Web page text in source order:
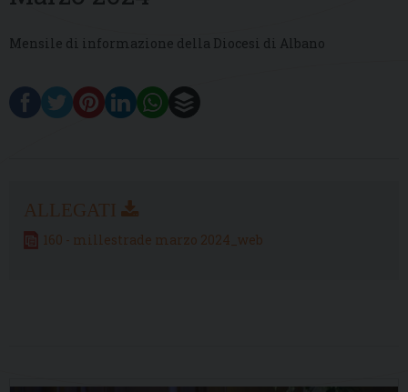
Mensile di informazione della Diocesi di Albano
160 - millestrade marzo 2024_web